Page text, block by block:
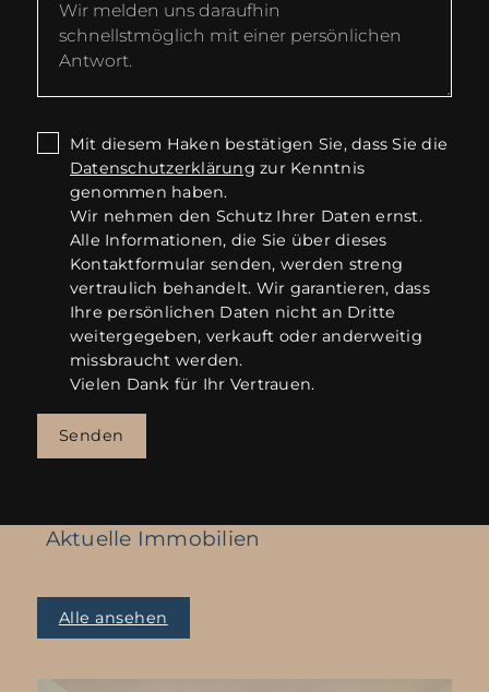
Mit diesem Haken bestätigen Sie, dass Sie die
Datenschutzerklärung zur Kenntnis
genommen haben.
Wir nehmen den Schutz Ihrer Daten ernst.
Alle Informationen, die Sie über dieses
Kontaktformular senden, werden streng
vertraulich behandelt. Wir garantieren, dass
Ihre persönlichen Daten nicht an Dritte
weitergegeben, verkauft oder anderweitig
missbraucht werden.
Vielen Dank für Ihr Vertrauen.
Senden
Aktuelle Immobilien
Alle ansehen